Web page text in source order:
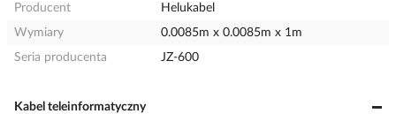
Producent
Helukabel
Wymiary
0.0085m x 0.0085m x 1m
Seria producenta
JZ-600
Kabel teleinformatyczny